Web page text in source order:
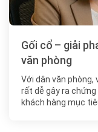
Gối cổ – giải
văn phòng
Với dân văn
rất dễ gây ra
khách hàng mục